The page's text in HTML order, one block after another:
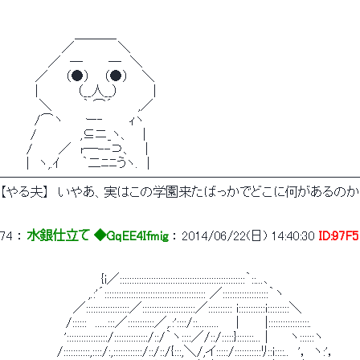
／　　 　 　＼
／　─　 　 ─　＼
／ 　 （●） 　（●）　 ＼
|　 　 　 （__人__）　 　　 |
＼　 　　｀ ⌒´ 　　 ,／
/⌒ヽ　 　ー‐ 　 　ｨヽ
/ 　　　 　,⊆ニ_ヽ、　 |
/　 　 ／　r─--⊃、 　|
|　ヽ,.ｲ　　 ｀二ﾆﾆうヽ.　|
【やる夫】　いやあ、実はこの学園来たばっかでどこに何があるの
74 ： 水銀仕立て ◆GqEE4Ifmig ： 2014/06/22(日) 14:40:30
{i／::::::::::::::::::::::::::::::::::::::::::::::::::::｀::...､
,.:'´:::::::::::::::::::::::::::::::::::::::::: ／:::::::::::::::::::｀ヽ
／::::::::::::::::::／::::::::::::::::::::::／:::::::::: i:::::::::::i:::::::::＼
/::::::　.....:::／:::::::::::／,.:'::::/::......... 　 |　 　 |:::::::::::::::::.
':::::::::::::::::/::::::::::::::/::/｀ヽ::::／/::/:::::}:::::::... |　　 ヽ::::::ヽ
/:::::::::::,::::/:,::::::::::::/::/::/{:::,＼/,イ:::::/:::::::::::ﾘ::i::::..　'， ヽ:'，